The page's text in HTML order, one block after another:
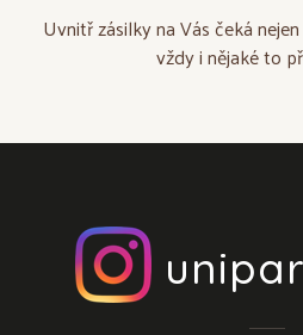
Uvnitř zásilky na Vás čeká
vždy i nějaké to
unipar